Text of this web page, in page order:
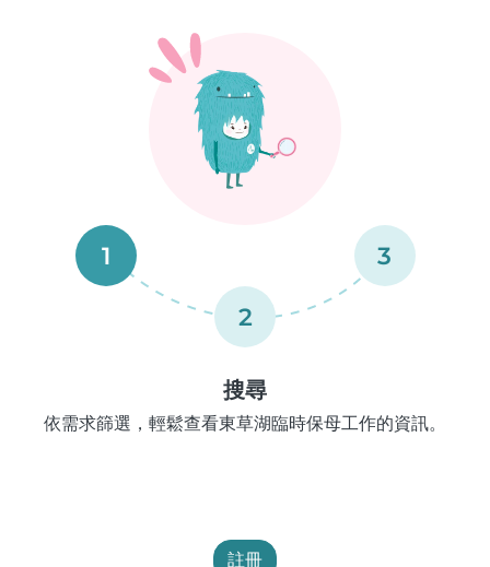
1
2
3
搜尋
依需求篩選，輕鬆查看東草湖臨時保母工作的資訊。
註冊